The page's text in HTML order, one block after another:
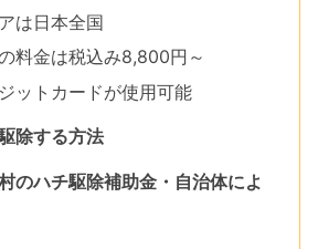
は日本全国
料金は税込み8,800円～
ットカードが使用可能
除する方法
のハチ駆除補助金・自治体によ